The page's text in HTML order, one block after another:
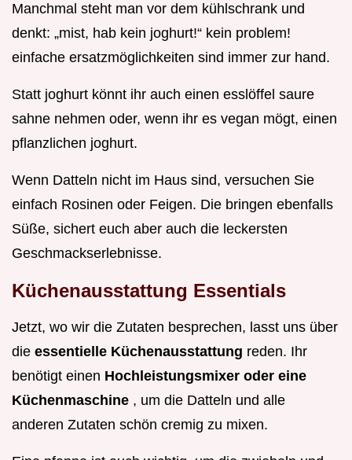
Manchmal steht man vor dem kühlschrank und
denkt: „mist, hab kein joghurt!“ kein problem!
einfache ersatzmöglichkeiten sind immer zur hand.
Statt joghurt könnt ihr auch einen esslöffel saure
sahne nehmen oder, wenn ihr es vegan mögt, einen
pflanzlichen joghurt.
Wenn Datteln nicht im Haus sind, versuchen Sie
einfach Rosinen oder Feigen. Die bringen ebenfalls
Süße, sichert euch aber auch die leckersten
Geschmackserlebnisse.
Küchenausstattung Essentials
Jetzt, wo wir die Zutaten besprechen, lasst uns über
die essentielle Küchenausstattung reden. Ihr
benötigt einen Hochleistungsmixer oder eine
Küchenmaschine , um die Datteln und alle
anderen Zutaten schön cremig zu mixen.